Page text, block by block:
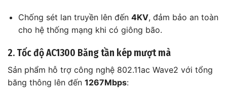
Chống sét lan truyền lên đến 4KV, đảm bảo an toàn
cho hệ thống mạng khi có giông bão.
2. Tốc độ AC1300 Băng tần kép mượt mà
Sản phẩm hỗ trợ công nghệ 802.11ac Wave2 với tổng
băng thông lên đến 1267Mbps: